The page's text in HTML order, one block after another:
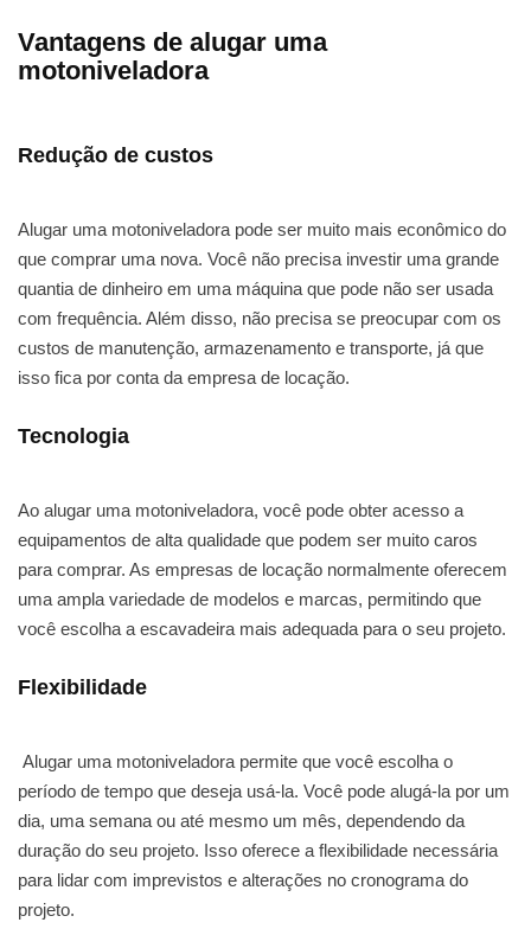
Vantagens de alugar uma
motoniveladora
Redução de custos
Alugar uma motoniveladora pode ser muito mais econômico do
que comprar uma nova. Você não precisa investir uma grande
quantia de dinheiro em uma máquina que pode não ser usada
com frequência. Além disso, não precisa se preocupar com os
custos de manutenção, armazenamento e transporte, já que
isso fica por conta da empresa de locação.
Tecnologia
Ao alugar uma motoniveladora, você pode obter acesso a
equipamentos de alta qualidade que podem ser muito caros
para comprar. As empresas de locação normalmente oferecem
uma ampla variedade de modelos e marcas, permitindo que
você escolha a escavadeira mais adequada para o seu projeto.
Flexibilidade
Alugar uma motoniveladora permite que você escolha o
período de tempo que deseja usá-la. Você pode alugá-la por um
dia, uma semana ou até mesmo um mês, dependendo da
duração do seu projeto. Isso oferece a flexibilidade necessária
para lidar com imprevistos e alterações no cronograma do
projeto.